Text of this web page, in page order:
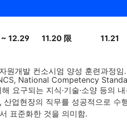
12.29 11.20 限 11.21
원개발 컨소시엄 양성 훈련과정임.
National Competency
요구되는 지식·기술·소양 등의
산업현장의 직무를 성공적으로 수
표준화한 것을 의미함.